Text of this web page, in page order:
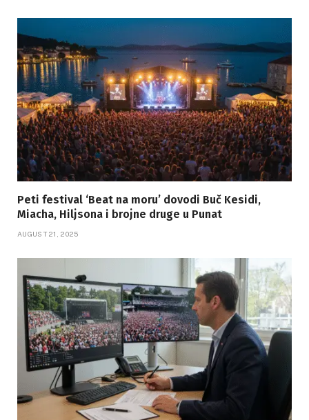
Peti festival ‘Beat na moru’ dovodi Buč Kesidi,
Miacha, Hiljsona i brojne druge u Punat
AUGUST 21, 2025